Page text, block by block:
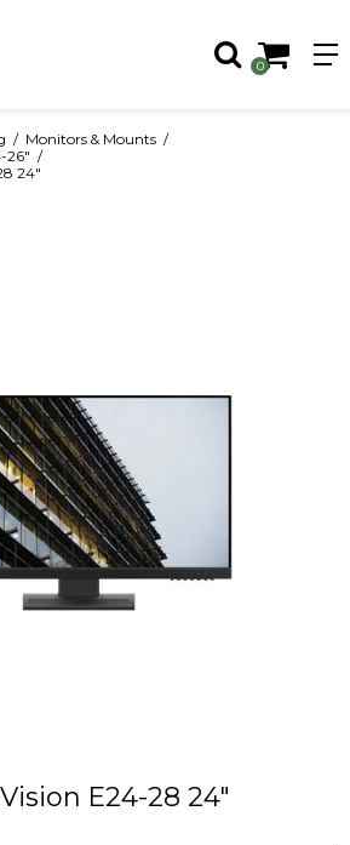
0
/ Monitors & Mounts /
26" /
24"
E24-28 24"